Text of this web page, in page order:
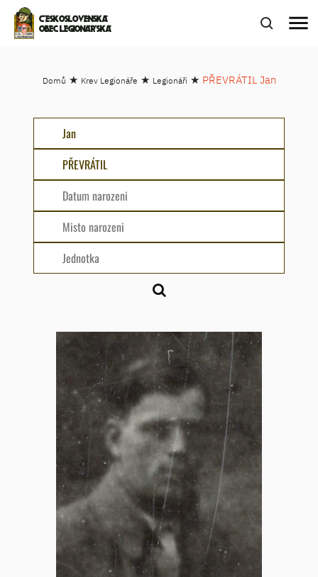
ČESKOSLOVENSKÁ
OBEC LEGIONÁŘSKÁ
menu
Domů ★ Krev Legionáře ★ Legionáři ★ PŘEVRÁTIL Jan